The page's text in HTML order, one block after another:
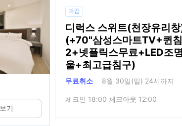
기
마감
디럭스 스위트(천장유리
(+70"삼성스마트TV+퀸
2+넷플릭스무료+LED조
울+최고급침구)
무료취소 8월 30일(일) 24시까지
체크인 18:00 체크아웃 12:00